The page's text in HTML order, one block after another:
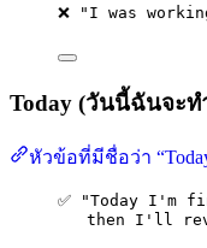
❌ "I was
Today (วันนี้ฉันจะท
หัวข้อที่มีชื่อว่า
✅ "Today I'm
then I'll